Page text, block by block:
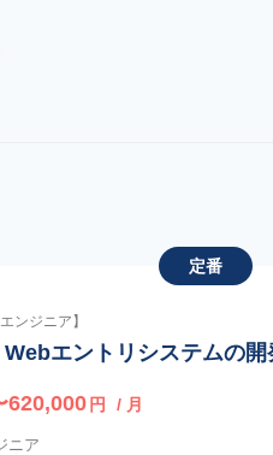
定番
ンジニア】
Webエントリシステムの開
620,000 円 / 月
ニア